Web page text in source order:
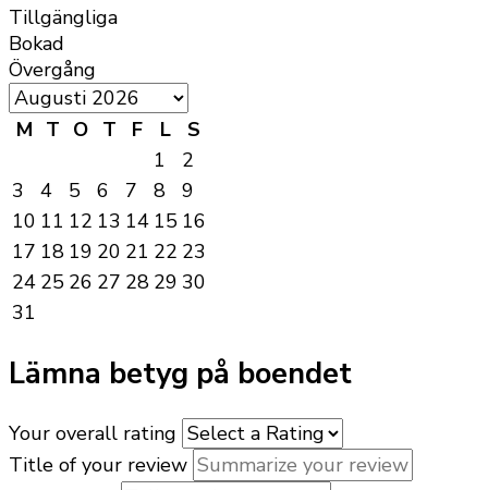
Tillgängliga
Bokad
Övergång
M T O T F L
S
1
2
3
4 5 6 7 8
9
10 11 12 13 14 15 16
17 18 19 20 21 22 23
24 25 26 27 28 29 30
31
Lämna betyg på boendet
Your overall rating
Title of your review